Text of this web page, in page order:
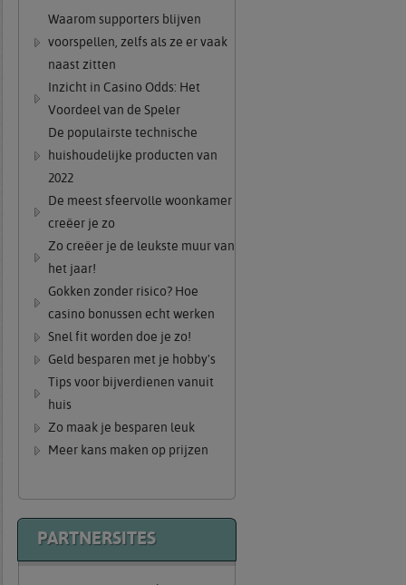
Waarom supporters blijven
voorspellen, zelfs als ze er vaak
naast zitten
Inzicht in Casino Odds: Het
Voordeel van de Speler
De populairste technische
huishoudelijke producten van
2022
De meest sfeervolle woonkamer
creëer je zo
Zo creëer je de leukste muur van
het jaar!
Gokken zonder risico? Hoe
casino bonussen echt werken
Snel fit worden doe je zo!
Geld besparen met je hobby's
Tips voor bijverdienen vanuit
huis
Zo maak je besparen leuk
Meer kans maken op prijzen
PARTNERSITES